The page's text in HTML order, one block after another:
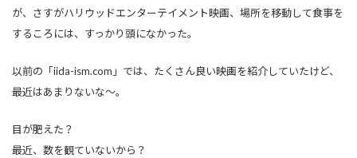
が、さすがハリウッドエンターテイメント映画、場所を移動して食事を
するころには、すっかり頭になかった。
以前の「iida-ism.com」では、たくさん良い映画を紹介していたけど、
最近はあまりないな～。
目が肥えた？
最近、数を観ていないから？